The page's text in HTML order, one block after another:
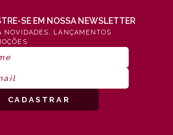
SE EM NOSSA NEWSLETTER
NOVIDADES, LANÇAMENTOS